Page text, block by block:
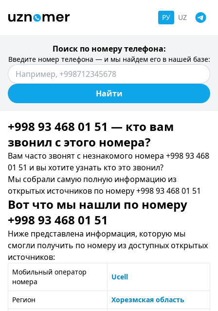
РУ UZ
Поиск по номеру телефона:
Введите номер телефона — и мы найдем его в нашей базе:
Найти
+998 93 468 01 51 — кто вам
звонил c этого номера?
Вам часто звонят с незнакомого номера +998 93 468
01 51 и вы хотите узнать кто это звонил?
Мы собрали самую полную информацию из
открытых источников по номеру +998 93 468 01 51
Вот что мы нашли по номеру
+998 93 468 01 51
Ниже представлена информация, которую мы
смогли получить по номеру из доступных открытых
источников:
Мобильный оператор
номера
Ucell
Регион
Хорезмская область